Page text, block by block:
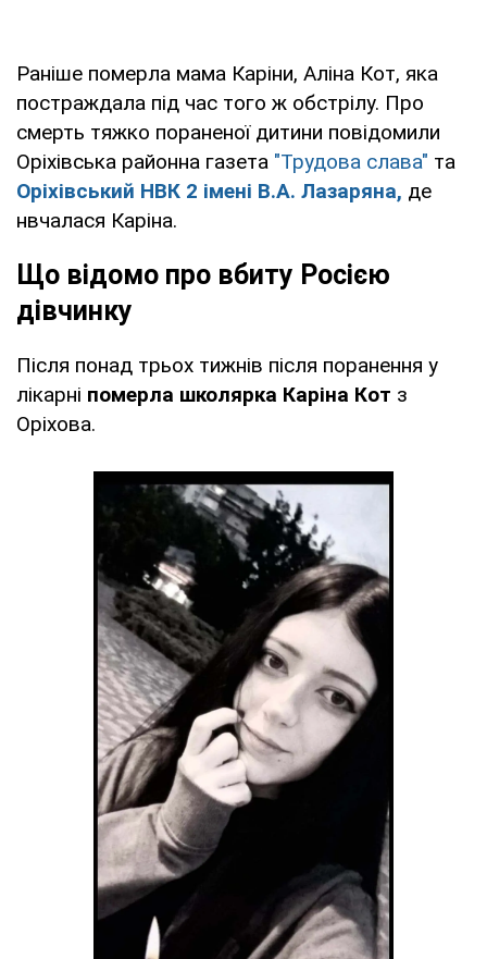
Раніше померла мама Каріни, Аліна Кот, яка
постраждала під час того ж обстрілу. Про
смерть тяжко пораненої дитини повідомили
Оріхівська районна газета "Трудова слава" та
Оріхівський НВК 2 імені В.А. Лазаряна, де
нвчалася Каріна.
Що відомо про вбиту Росією
дівчинку
Після понад трьох тижнів після поранення у
лікарні померла школярка Каріна Кот з
Оріхова.